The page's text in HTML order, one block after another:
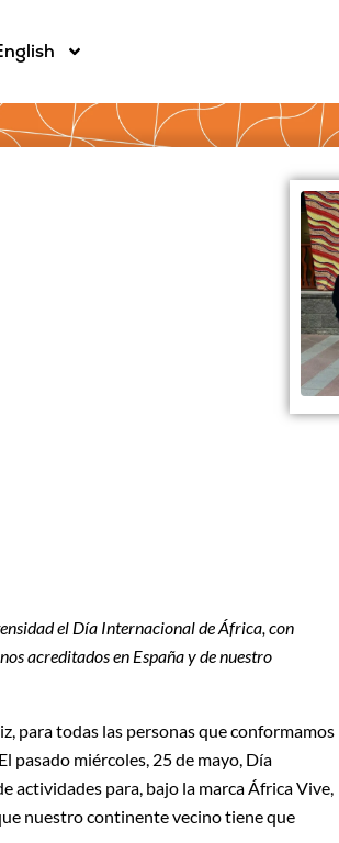
el Día Internacional de África, con
acreditados en España y de nuestro
para todas las personas que conformamos
pasado miércoles, 25 de mayo, Día
actividades para, bajo la marca África Vive,
nuestro continente vecino tiene que